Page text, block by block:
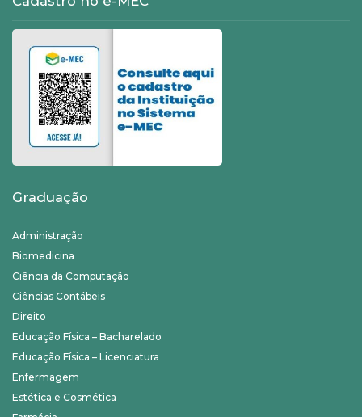
Graduação
Administração
Biomedicina
Ciência da Computação
Ciências Contábeis
Direito
Educação Física – Bacharelado
Educação Física – Licenciatura
Enfermagem
Estética e Cosmética